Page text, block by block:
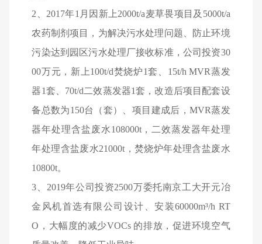
2 、2017年1月因新上2000t/a麦草畏项目及5000t/a
农药制剂项目，为解决污水处理问题、防止环境
污染达到园区污水处理厂接收标准，公司投资30
00万元，新上100t/d焚烧炉1套、15t/h MVR蒸发
器1套、70t/d二效蒸发器1套，改造后项目配套设
备总数为150台（套）、项目建成后，MVR蒸发
器年处理含盐废水108000t，二效蒸发器年处理
年处理含盐废水21000t，焚烧炉年处理含盐废水
10800t。
3 、2019年公司投资2500万委托南京工大开元冶
金风机首选有限公司设计、安装60000m³/h RT
O，大幅度的减少VOCs 的排放，促进环境空气